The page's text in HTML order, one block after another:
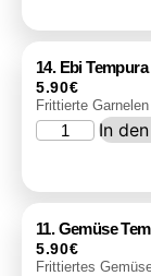
14. Ebi Tempura
5.90€
Frittierte Garnelen
In
11. Gemüse
5.90€
Frittiertes